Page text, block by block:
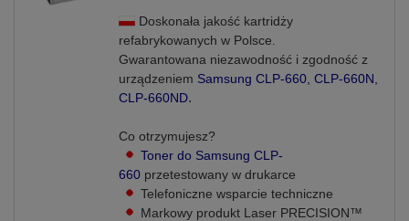
Doskonała jakość kartridży
refabrykowanych w Polsce.
Gwarantowana niezawodność i zgodność z
urządzeniem Samsung CLP-660, CLP-660N,
CLP-660ND.
Co otrzymujesz?
Toner do Samsung CLP-
660 przetestowany w drukarce
Telefoniczne wsparcie techniczne
Markowy produkt Laser PRECISION™